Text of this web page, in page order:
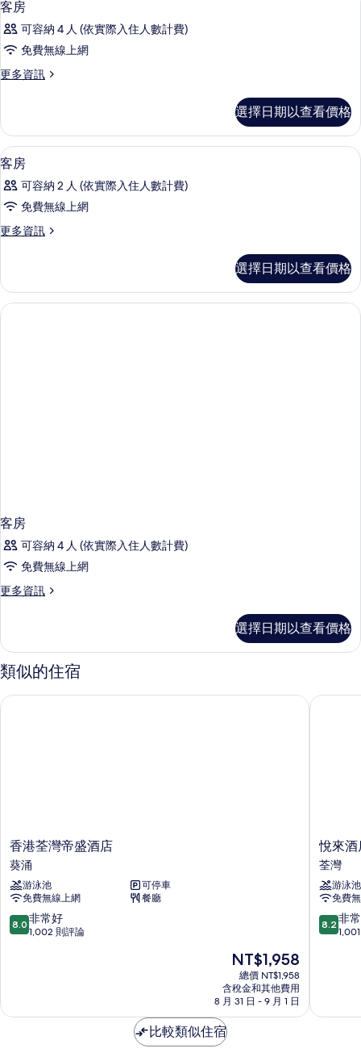
的
情
示
客
的
有
相
片
5
客房
可容納 4 人 (依實際入住人數計費)
免費無線上網
更多資訊
更
的
詳
情
選擇日期以查看價格
顯
示
客
的
有
相
迷你吧、客房內保險箱、書桌、遮光
3
客房
可容納 2 人 (依實際入住人數計費)
免費無線上網
更多資訊
更
的
詳
情
選擇日期以查看價格
客房
可容納 4 人 (依實際入住人數計費)
免費無線上網
更多資訊
更
的
詳
情
選擇日期以查看價格
類似的住宿
香
港
荃
灣
帝
盛
酒
香港荃灣帝盛酒店
葵涌
游泳池
可停車
免費無線上網
餐廳
8.0
分，
常
8.0 非常好
1,002 則評論
現
在
價
格
為
NT$1,958
總價 NT$1,958
含稅金和其他費用
8 月 31 日 - 9 月 1 日
香港荃灣帝盛酒店
悅
來
酒
店
荃
灣
悅來酒
荃灣
游泳池
免費
8.2
分，
常
8.2 非
悅來酒店
比較類似住宿